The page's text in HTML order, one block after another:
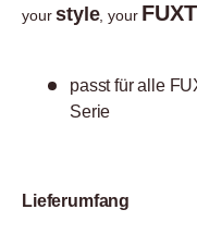
yourstyle, your
passt für alle
Serie
Lieferumfang